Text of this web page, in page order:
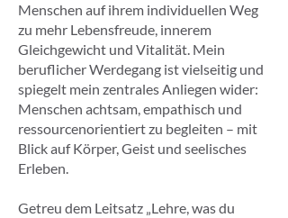
Menschen auf ihrem individuellen Weg
zu mehr Lebensfreude, innerem
Gleichgewicht und Vitalität. Mein
beruflicher Werdegang ist vielseitig und
spiegelt mein zentrales Anliegen wider:
Menschen achtsam, empathisch und
ressourcenorientiert zu begleiten – mit
Blick auf Körper, Geist und seelisches
Erleben.
Getreu dem Leitsatz „Lehre, was du